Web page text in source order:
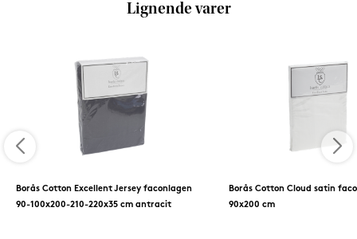
Lignende varer
Borås Cotton Excellent Jersey faconlagen
90-100x200-210-220x35 cm antracit
Borås Cotton Cloud satin
90x200 cm